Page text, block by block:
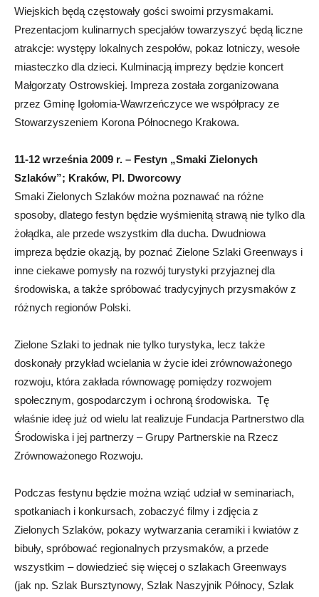
Wiejskich będą częstowały gości swoimi przysmakami.
Prezentacjom kulinarnych specjałów towarzyszyć będą liczne
atrakcje: występy lokalnych zespołów, pokaz lotniczy, wesołe
miasteczko dla dzieci. Kulminacją imprezy będzie koncert
Małgorzaty Ostrowskiej. Impreza została zorganizowana
przez Gminę Igołomia-Wawrzeńczyce we współpracy ze
Stowarzyszeniem Korona Północnego Krakowa.
11-12 września 2009 r. – Festyn „Smaki Zielonych
Szlaków”; Kraków, Pl. Dworcowy
Smaki Zielonych Szlaków można poznawać na różne
sposoby, dlatego festyn będzie wyśmienitą strawą nie tylko dla
żołądka, ale przede wszystkim dla ducha. Dwudniowa
impreza będzie okazją, by poznać Zielone Szlaki Greenways i
inne ciekawe pomysły na rozwój turystyki przyjaznej dla
środowiska, a także spróbować tradycyjnych przysmaków z
różnych regionów Polski.
Zielone Szlaki to jednak nie tylko turystyka, lecz także
doskonały przykład wcielania w życie idei zrównoważonego
rozwoju, która zakłada równowagę pomiędzy rozwojem
społecznym, gospodarczym i ochroną środowiska. Tę
właśnie ideę już od wielu lat realizuje Fundacja Partnerstwo dla
Środowiska i jej partnerzy – Grupy Partnerskie na Rzecz
Zrównoważonego Rozwoju.
Podczas festynu będzie można wziąć udział w seminariach,
spotkaniach i konkursach, zobaczyć filmy i zdjęcia z
Zielonych Szlaków, pokazy wytwarzania ceramiki i kwiatów z
bibuły, spróbować regionalnych przysmaków, a przede
wszystkim – dowiedzieć się więcej o szlakach Greenways
(jak np. Szlak Bursztynowy, Szlak Naszyjnik Północy, Szlak